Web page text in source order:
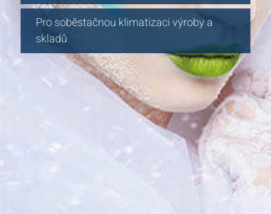
Pro soběstačnou klimatizaci výroby a
skladů